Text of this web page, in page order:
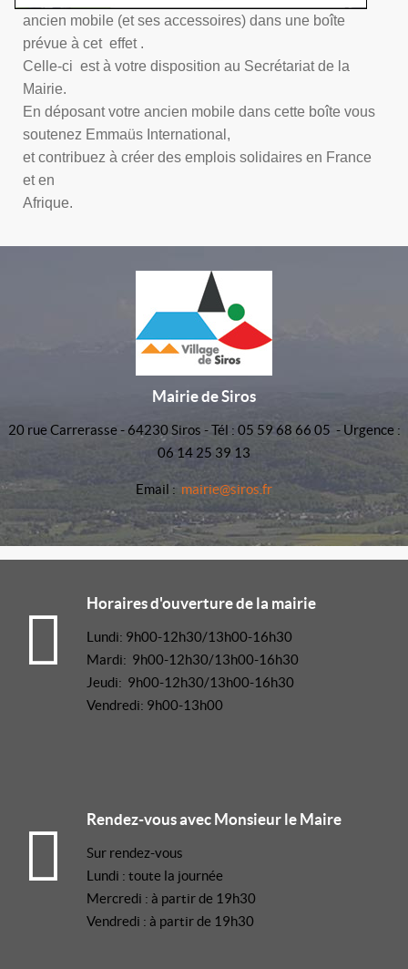
ancien mobile (et ses accessoires) dans une boîte
prévue à cet effet .
Celle-ci est à votre disposition au Secrétariat de la
Mairie.
En déposant votre ancien mobile dans cette boîte vous
soutenez Emmaüs International,
et contribuez à créer des emplois solidaires en France
et en
Afrique.
Mairie de Siros
20 rue Carrerasse - 64230 Siros - Tél : 05 59 68 66 05 - Urgence :
06 14 25 39 13
Email : mairie@siros.fr
Horaires d'ouverture de la mairie
Lundi: 9h00-12h30/13h00-16h30
Mardi: 9h00-12h30/13h00-16h30
Jeudi: 9h00-12h30/13h00-16h30
Vendredi: 9h00-13h00
Rendez-vous avec Monsieur le Maire
Sur rendez-vous
Lundi : toute la journée
Mercredi : à partir de 19h30
Vendredi : à partir de 19h30